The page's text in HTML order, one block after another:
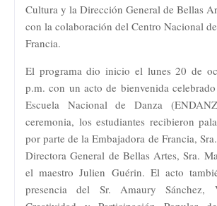
Cultura y la Dirección General de Bellas
con la colaboración del Centro Nacional
Francia.
El programa dio inicio el lunes 20 de
p.m. con un acto de bienvenida
Escuela Nacional de Danza
ceremonia, los estudiantes recibieron
por parte de la Embajadora de Francia,
Directora General de Bellas Artes, Sra.
el maestro Julien Guérin. El acto
presencia del Sr. Amaury Sánchez,